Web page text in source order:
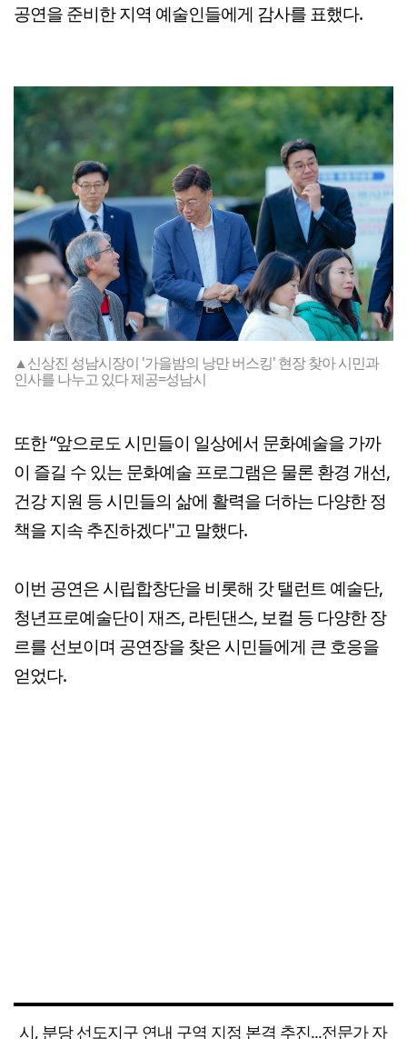
공연을 준비한 지역 예술인들에게 감사를 표했다.
▲신상진 성남시장이 '가을밤의 낭만 버스킹' 현장 찾아 시민과
인사를 나누고 있다 제공=성남시
또한 “앞으로도 시민들이 일상에서 문화예술을 가까
이 즐길 수 있는 문화예술 프로그램은 물론 환경 개선,
건강 지원 등 시민들의 삶에 활력을 더하는 다양한 정
책을 지속 추진하겠다"고 말했다.
이번 공연은 시립합창단을 비롯해 갓 탤런트 예술단,
청년프로예술단이 재즈, 라틴댄스, 보컬 등 다양한 장
르를 선보이며 공연장을 찾은 시민들에게 큰 호응을
얻었다.
시, 분당 선도지구 연내 구역 지정 본격 추진...전문가 자